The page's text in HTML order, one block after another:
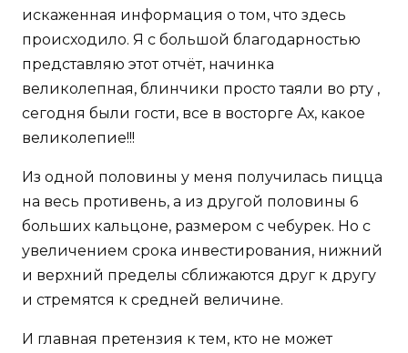
искаженная информация о том, что здесь
происходило. Я с большой благодарностью
представляю этот отчёт, начинка
великолепная, блинчики просто таяли во рту ,
сегодня были гости, все в восторге Ах, какое
великолепие!!!
Из одной половины у меня получилась пицца
на весь противень, а из другой половины 6
больших кальцоне, размером с чебурек. Но с
увеличением срока инвестирования, нижний
и верхний пределы сближаются друг к другу
и стремятся к средней величине.
И главная претензия к тем, кто не может